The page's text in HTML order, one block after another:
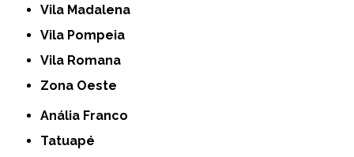
Vila Madalena
Vila Pompeia
Vila Romana
Zona Oeste
Anália Franco
Tatuapé